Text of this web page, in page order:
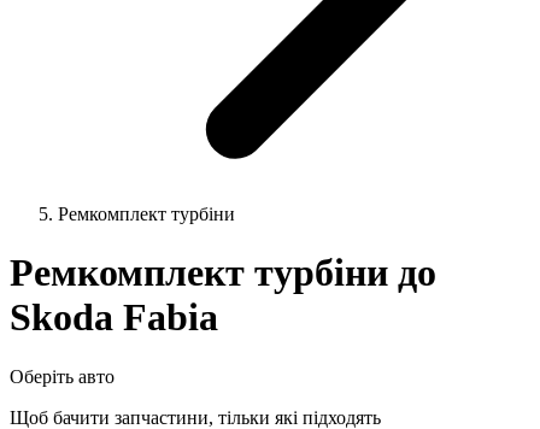
Ремкомплект турбіни
Ремкомплект турбіни до
Skoda Fabia
Оберіть авто
Щоб бачити запчастини, тільки які підходять